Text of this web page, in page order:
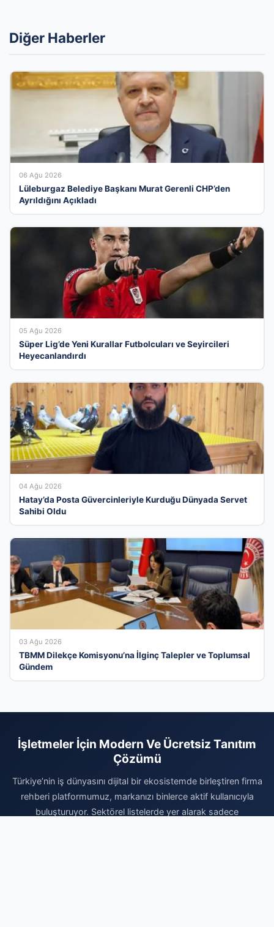
Diğer Haberler
06 Ağu 2026
Lüleburgaz Belediye Başkanı Murat Gerenli CHP’den
Ayrıldığını Açıkladı
05 Ağu 2026
Süper Lig’de Yeni Kurallar Futbolcuları ve Seyircileri
Heyecanlandırdı
04 Ağu 2026
Hatay’da Posta Güvercinleriyle Kurduğu Dünyada Servet
Sahibi Oldu
03 Ağu 2026
TBMM Dilekçe Komisyonu’na İlginç Talepler ve Toplumsal
Gündem
İşletmeler İçin Modern Ve Ücretsiz Tanıtım
Çözümü
Türkiye’nin iş dünyasını dijital bir ekosistemde birleştiren firma
rehberi platformumuz, markanızı binlerce aktif kullanıcıyla
buluşturuyor. Sektörel listelerde yer alarak sadece